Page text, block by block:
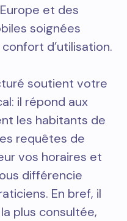
et des
soignées
d’utilisation.
soutient votre
il répond aux
les habitants de
requêtes de
vos horaires et
différencie
En bref, il
plus consultée,